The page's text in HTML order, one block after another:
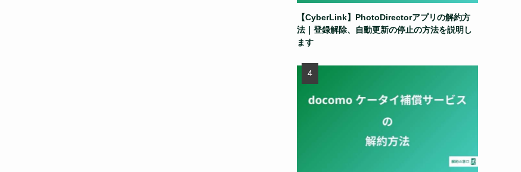
【CyberLink】PhotoDirectorアプリの解約方
法｜登録解除、自動更新の停止の方法を説明し
ます